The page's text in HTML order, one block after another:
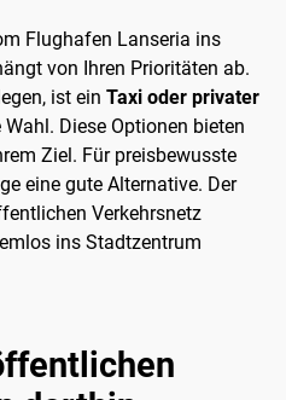
Flughafen Lanseria ins
von Ihren Prioritäten ab.
ist ein Taxi oder privater
Diese Optionen bieten
Ziel. Für preisbewusste
eine gute Alternative. Der
Verkehrsnetz
ins Stadtzentrum